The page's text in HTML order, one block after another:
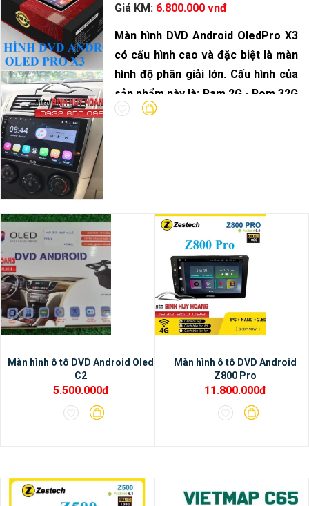
Giá KM: 6.800.000 vnđ
Màn hình DVD Android OledPro X3
có cấu hình cao và đặc biệt là màn
hình độ phân giải lớn. Cấu hình của
sản phẩm này là: Ram 2G - Rom 32G
- vi xử lý 8 Core.
Màn hình ô tô DVD Android Oled
C2
5.500.000đ
Màn hình ô tô DVD Android
Z800 Pro
11.800.000đ